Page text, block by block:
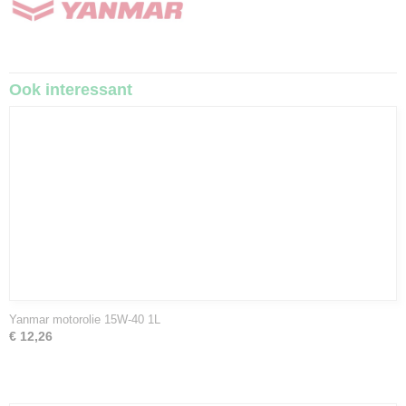
Ook interessant
Yanmar motorolie 15W-40 1L
€ 12,26